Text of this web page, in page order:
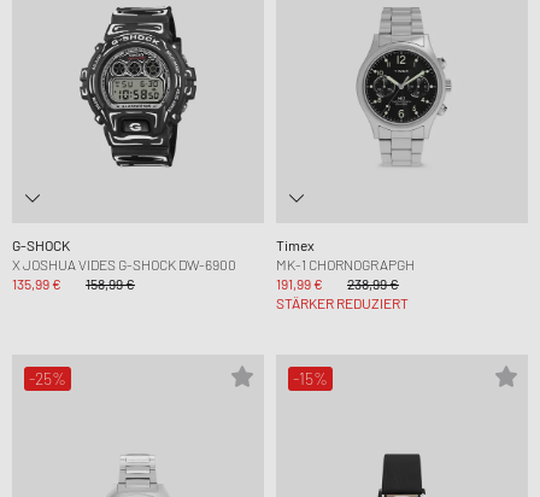
G-SHOCK
X JOSHUA VIDES G-SHOCK DW-6900
135,99 €
158,99 €
Timex
MK-1 CHORNOGRAPGH
191,99 €
238,99 €
STÄRKER REDUZIERT
-25% -15%